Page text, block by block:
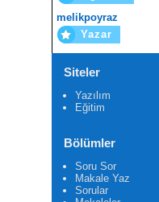
melikpoyraz
Yazar
Siteler
Yazılım
Eğitim
Bölümler
Soru Sor
Makale Yaz
Sorular